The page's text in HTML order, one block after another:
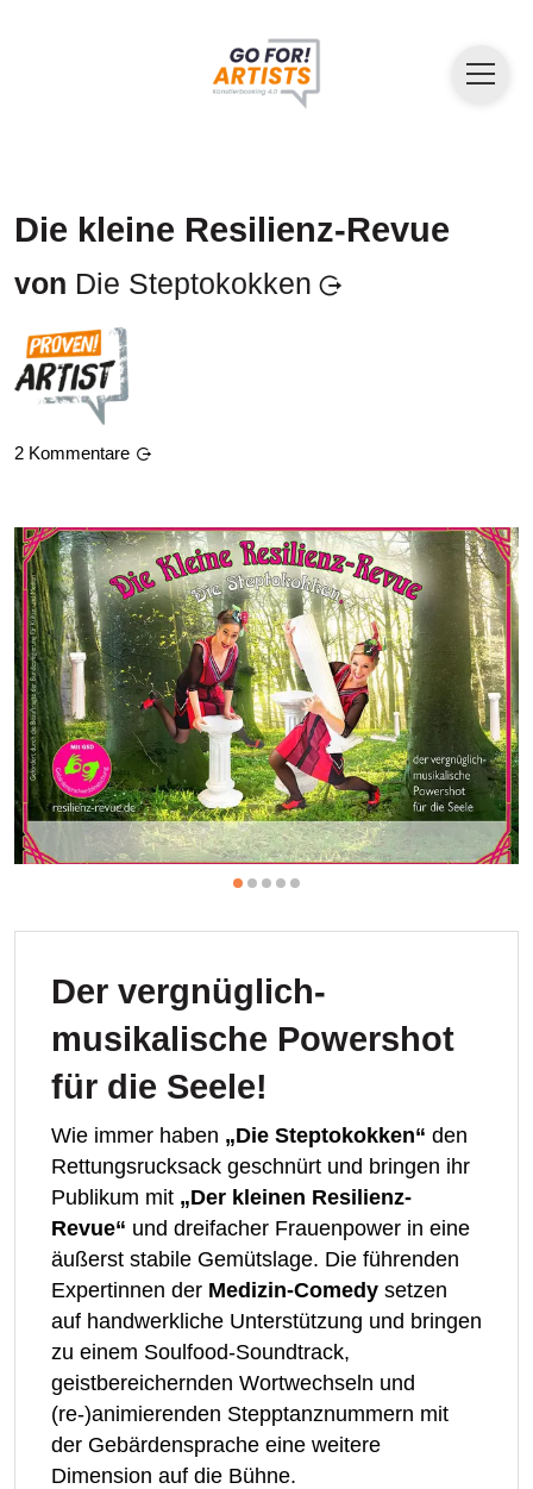
Die kleine Resilienz-Revue
von Die Steptokokken
2 Kommentare
Der vergnüglich-
musikalische Powershot
für die Seele!
Wie immer haben „Die Steptokokken“ den
Rettungsrucksack geschnürt und bringen ihr
Publikum mit „Der kleinen Resilienz-
Revue“ und dreifacher Frauenpower in eine
äußerst stabile Gemütslage. Die führenden
Expertinnen der Medizin-Comedy setzen
auf handwerkliche Unterstützung und bringen
zu einem Soulfood-Soundtrack,
geistbereichernden Wortwechseln und
(re-)animierenden Stepptanznummern mit
der Gebärdensprache eine weitere
Dimension auf die Bühne.